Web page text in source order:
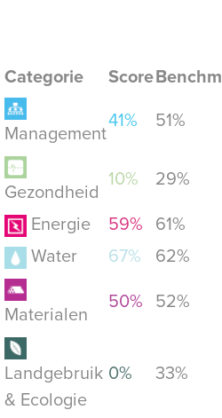
Categorie Score
Management
41% 51%
Gezondheid
10% 29%
Energie 59%
61%
Water
67% 62%
Materialen
50% 52%
Landgebruik
& Ecologie
0% 33%